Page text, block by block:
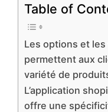
Table of
Les options et
permettent aux
variété de
L’application
offre une